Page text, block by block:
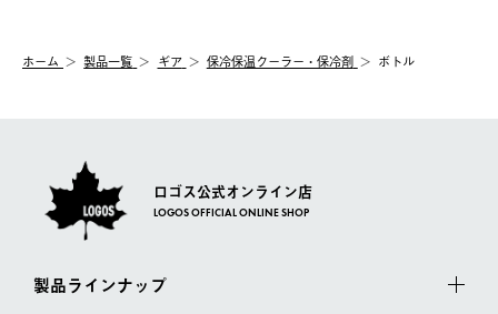
【配送業者】
佐川急便にて配送されます。
む）は受け付けておりません。
一度お手元の商品を返品いただき、ご希望商品を再注文してくだ
ホーム 製品一覧 ギア 保冷保温クーラー・保冷剤 ボトル
ロゴス公式オンライン店
LOGOS OFFICIAL ONLINE SHOP
製品ラインナップ